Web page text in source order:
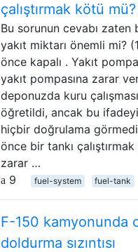
çalıştırmak kötü
Bu sorunun cevabı
yakıt miktarı önemli mi?
önce kapalı . Yakıt
yakıt pompasına zarar
deponuzda kuru
öğretildi, ancak bu
hiçbir doğrulama
önce bir tankı
zarar …
9
fuel-system fuel-tank
F-150 kamyonunda
doldurma sızıntısı